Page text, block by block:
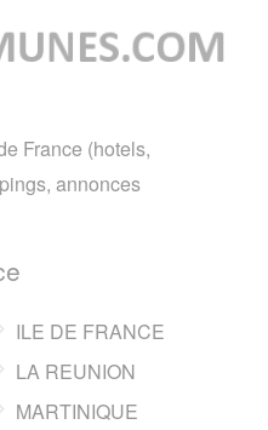
France (hotels,
annonces
ILE DE FRANCE
LA REUNION
MARTINIQUE